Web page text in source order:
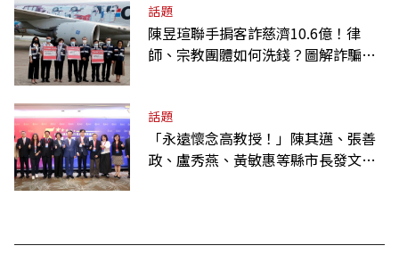
話題
陳昱瑄聯手掮客詐慈濟10.6億！律
師、宗教團體如何洗錢？圖解詐騙關
話題
「永遠懷念高教授！」陳其邁、張善
政、盧秀燕、黃敏惠等縣市長發文弔